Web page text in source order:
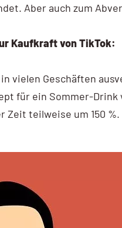
Aber auch zum
Kaufkraft von TikTok:
in vielen Geschäften
für ein Sommer-
Zeit teilweise um 150 %.